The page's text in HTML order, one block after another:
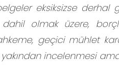
eksiksizse derhal
olmak üzere,
geçici mühlet
incelenmesi